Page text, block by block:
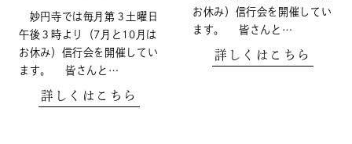
妙円寺では毎月第３土曜日
午後３時より（7月と10月は
お休み）信行会を開催してい
ます。 皆さんと…
詳しくはこちら
お休み）信行会を開催してい
ます。 皆さんと…
詳しくはこちら